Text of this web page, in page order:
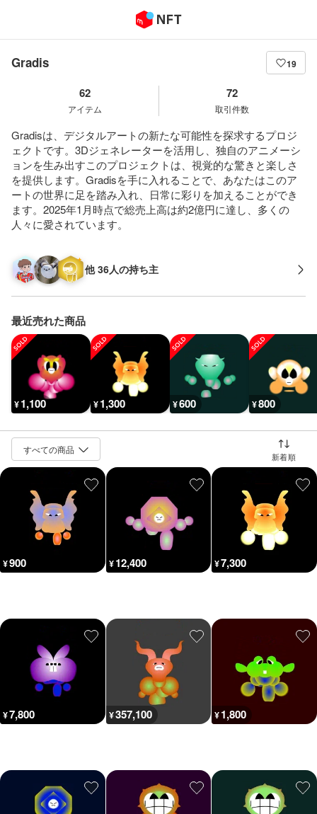
Gradis 19
62
アイテム
72
取引件数
Gradisは、デジタルアートの新たな可能性を探求するプロジ
ェクトです。3Dジェネレーターを活用し、独自のアニメーシ
ョンを生み出すこのプロジェクトは、視覚的な驚きと楽しさ
を提供します。Gradisを手に入れることで、あなたはこのア
ートの世界に足を踏み入れ、日常に彩りを加えることができ
ます。2025年1月時点で総売上高は約2億円に達し、多くの
人々に愛されています。
他 36人の持ち主
最近売れた商品
¥1,100 ¥1,300 ¥600 ¥800
並び替え
¥900 ¥12,400 ¥7,300
¥7,800 ¥357,100 ¥1,800